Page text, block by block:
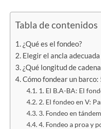
Tabla de contenidos
¿Qué es el fondeo?
Elegir el ancla adecuada
¿Qué longitud de
Cómo fondear un barco:
1. El B.A-BA: El
2. El fondeo en V:
3. Fondeo en
4. Fondeo a proa y